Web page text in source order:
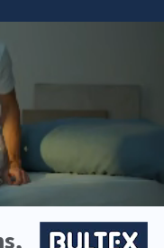
détenue par
nos mousses
dans le temps.
: plusieurs
à vos attentes.
assure un
de
d’amis ou
la famille avec
et faciles à